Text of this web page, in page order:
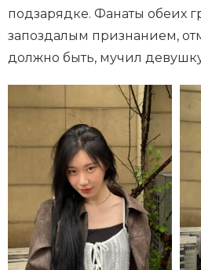
подзарядке. Фанаты обеих
запоздалым признанием,
должно быть, мучил